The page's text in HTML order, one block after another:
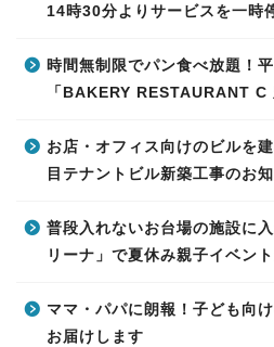
14時30分よりサービスを一時
時間無制限でパン食べ放題！
「BAKERY RESTAURANT C
お店・オフィス向けのビルを
目テナントビル新築工事のお
普段入れないお台場の施設に
リーナ」で夏休み親子イベン
ママ・パパに朗報！子ども向
お届けします